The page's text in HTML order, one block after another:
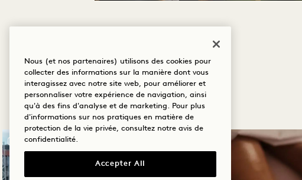
Nous (et nos partenaires) utilisons des cookies pour
collecter des informations sur la manière dont vous
interagissez avec notre site web, pour améliorer et
personnaliser votre expérience de navigation, ainsi
qu'à des fins d'analyse et de marketing. Pour plus
d'informations sur nos pratiques en matière de
protection de la vie privée, consultez notre avis de
confidentialité.
Accepter All